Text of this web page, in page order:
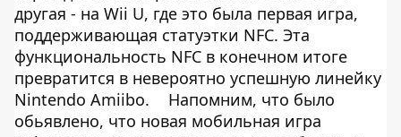
другая - на Wii U, где это была первая игра,
поддерживающая статуэтки NFC. Эта
функциональность NFC в конечном итоге
превратится в невероятно успешную линейку
Nintendo Amiibo.
Напомним, что было
обьявлено, что новая мобильная игра